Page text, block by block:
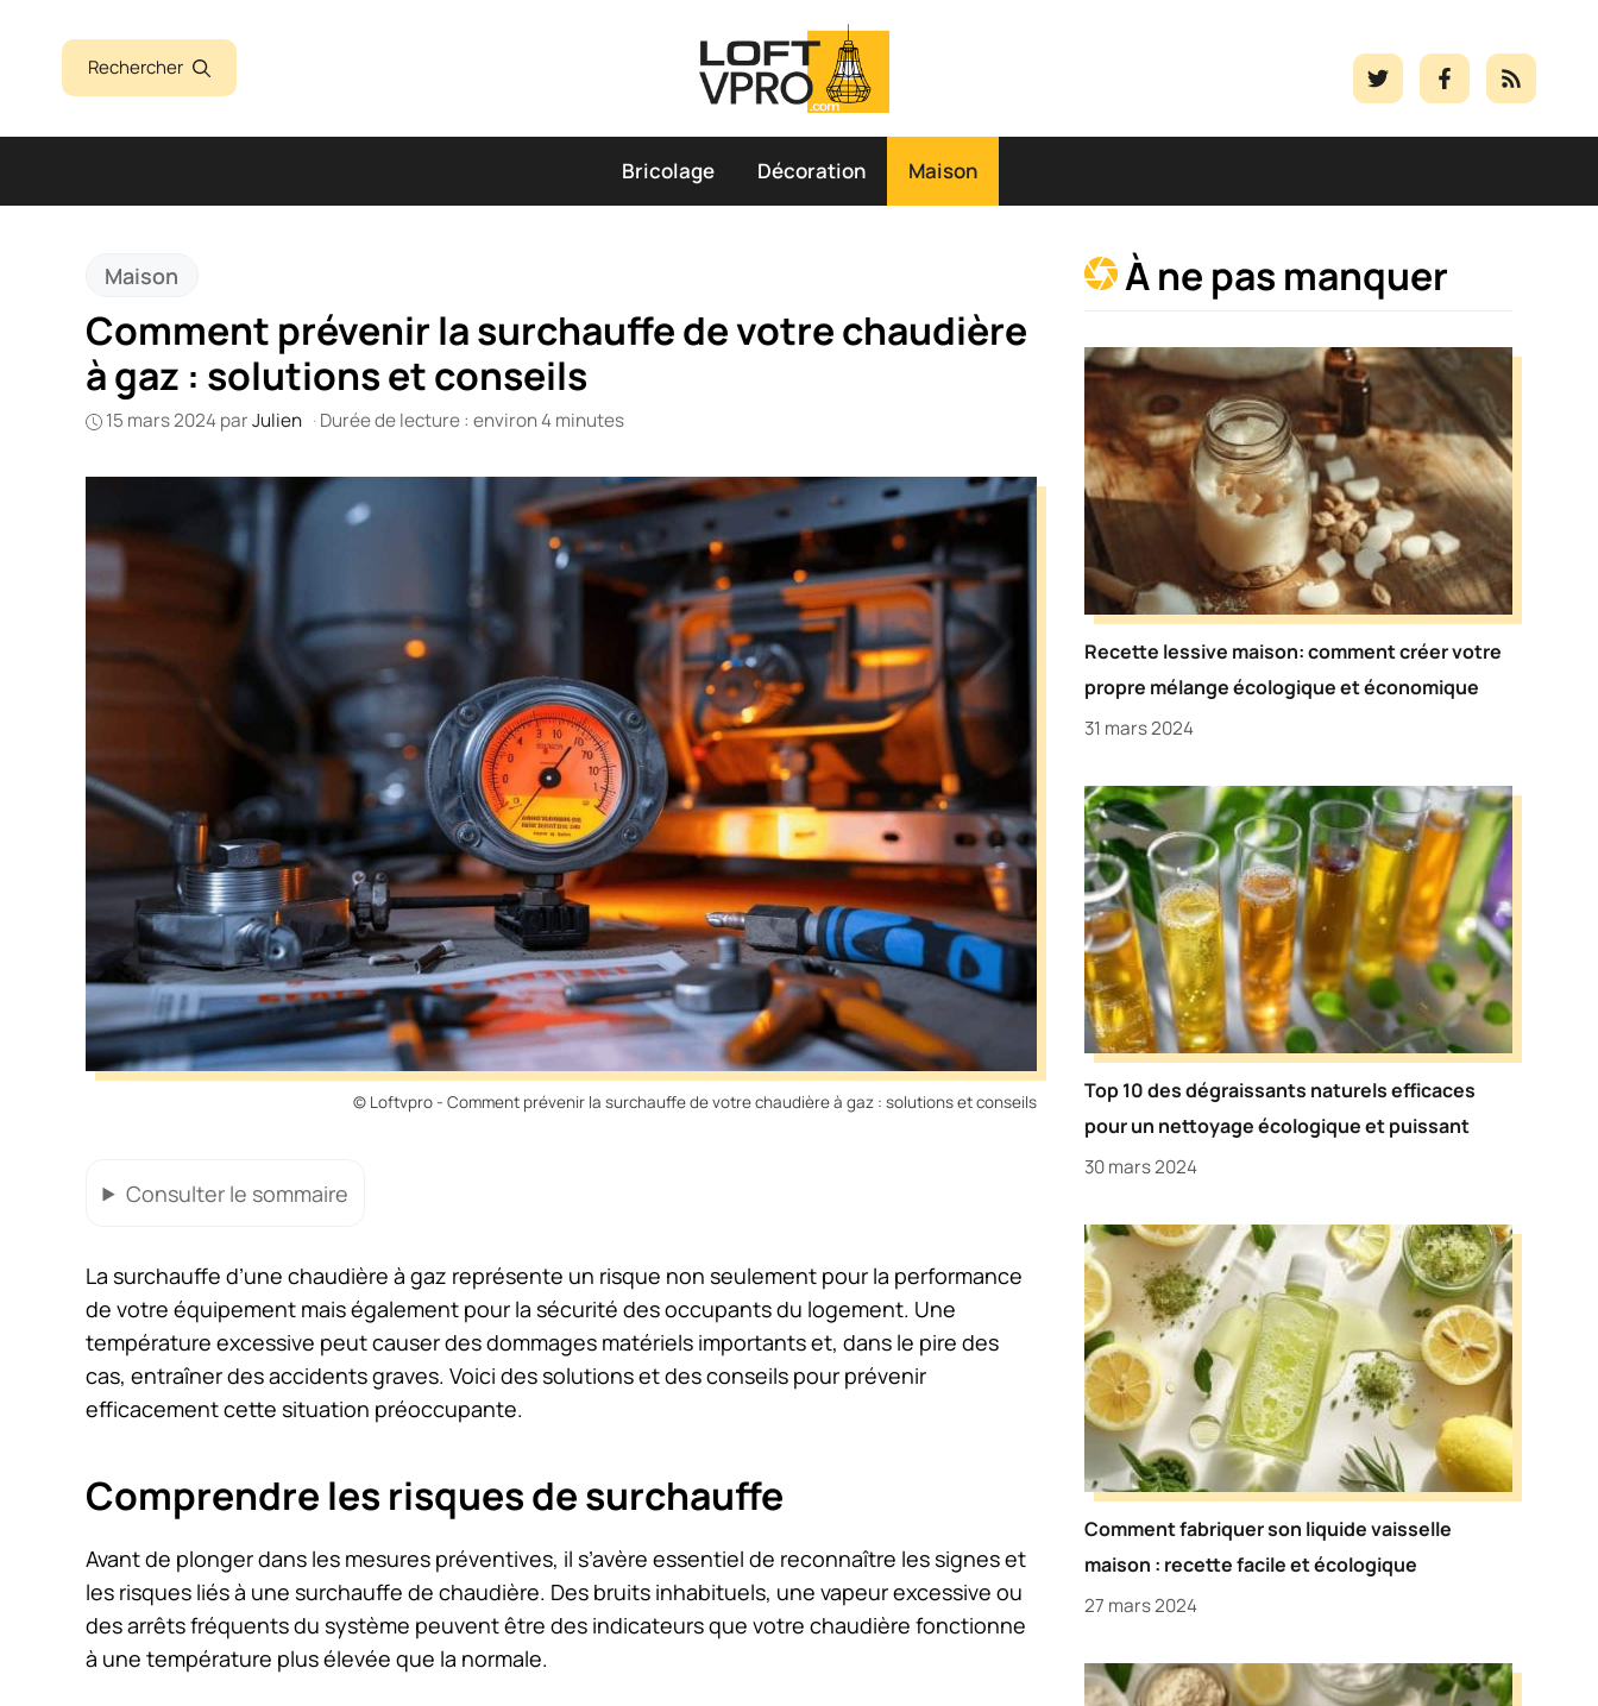
contenu
Rechercher
Bricolage Décoration Maison
Maison
Comment prévenir la surchauffe de votre chaudière
à gaz : solutions et conseils
15 mars 2024parJulien ·Durée de lecture : environ 4 minutes
© Loftvpro - Comment prévenir la surchauffe de votre chaudière à gaz : solutions et conseils
Consulter le sommaire
La surchauffe d’une chaudière à gaz représente un risque non seulement pour la performance
de votre équipement mais également pour la sécurité des occupants du logement. Une
température excessive peut causer des dommages matériels importants et, dans le pire des
cas, entraîner des accidents graves. Voici des solutions et des conseils pour prévenir
efficacement cette situation préoccupante.
Comprendre les risques de surchauffe
Avant de plonger dans les mesures préventives, il s’avère essentiel de reconnaître les signes et
les risques liés à une surchauffe de chaudière. Des bruits inhabituels, une vapeur excessive ou
des arrêts fréquents du système peuvent être des indicateurs que votre chaudière fonctionne
à une température plus élevée que la normale.
À ne pas manquer
Recette lessive maison: comment créer votre
propre mélange écologique et économique
31 mars 2024
Top 10 des dégraissants naturels efficaces
pour un nettoyage écologique et puissant
30 mars 2024
Comment fabriquer son liquide vaisselle
maison : recette facile et écologique
27 mars 2024